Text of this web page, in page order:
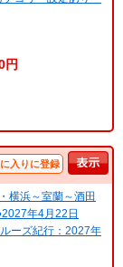
円
入りに登録
横浜～室蘭～酒田
年4月22日
ーズ紀行：2027年